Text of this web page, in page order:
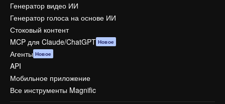
Генератор видео ИИ
Генератор голоса на основе ИИ
Стоковый контент
MCP для Claude/ChatGPT Новое
Агенты Новое
API
Мобильное приложение
Все инструменты Magnific